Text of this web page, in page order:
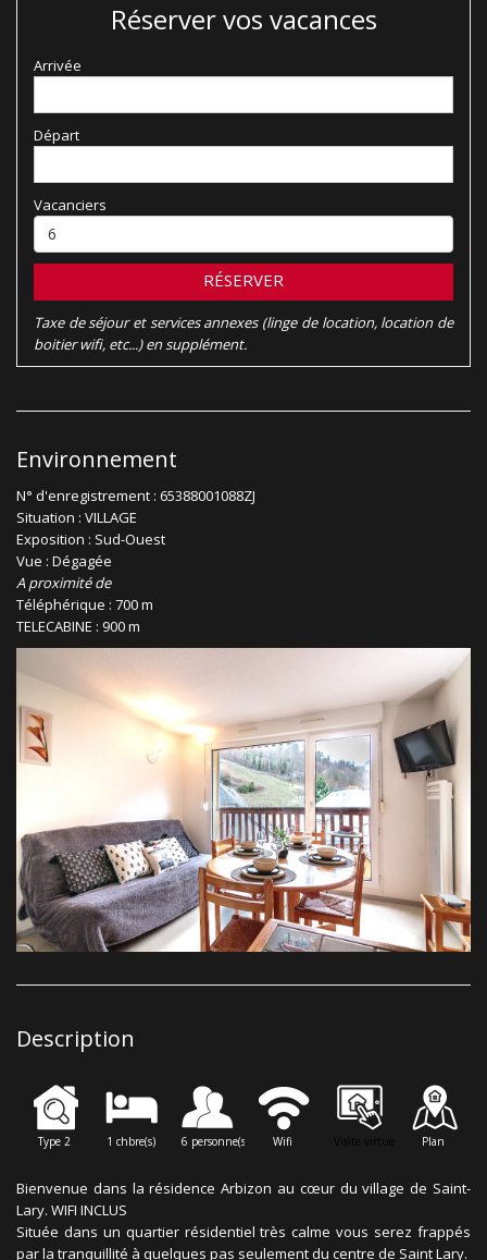
Réserver vos vacances
Arrivée
Départ
Vacanciers
RÉSERVER
Taxe de séjour et services annexes (linge de location, location de
boitier wifi, etc...) en supplément.
Environnement
N° d'enregistrement : 65388001088ZJ
Situation : VILLAGE
Exposition : Sud-Ouest
Vue : Dégagée
A proximité de
Téléphérique : 700 m
TELECABINE : 900 m
Description
Type 2 1 chbre(s) 6 personne(s) Wifi Visite virtuelle Plan
Bienvenue dans la résidence Arbizon au cœur du village de Saint-
Lary. WIFI INCLUS
Située dans un quartier résidentiel très calme vous serez frappés
par la tranquillité à quelques pas seulement du centre de Saint Lary.